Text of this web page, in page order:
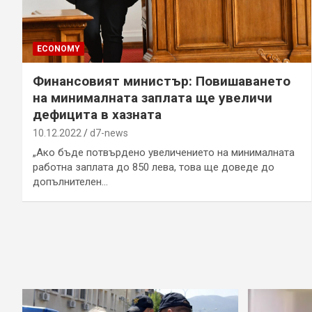
ECONOMY
Финансовият министър: Повишаването
на минималната заплата ще увеличи
дефицита в хазната
10.12.2022 d7-news
„Ако бъде потвърдено увеличението на минималната
работна заплата до 850 лева, това ще доведе до
допълнителен…